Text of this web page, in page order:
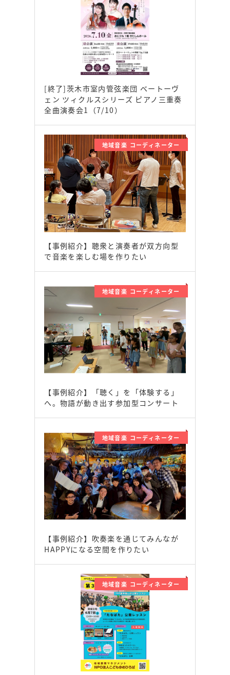
[終了]茨木市室内管弦楽団 ベートーヴ
ェン ツィクルスシリーズ ピアノ三重奏
全曲演奏会1（7/10）
地域音楽 コーディネーター
【事例紹介】聴衆と演奏者が双方向型
で音楽を楽しむ場を作りたい
地域音楽 コーディネーター
【事例紹介】「聴く」を「体験する」
へ。物語が動き出す参加型コンサート
地域音楽 コーディネーター
【事例紹介】吹奏楽を通じてみんなが
HAPPYになる空間を作りたい
地域音楽 コーディネーター